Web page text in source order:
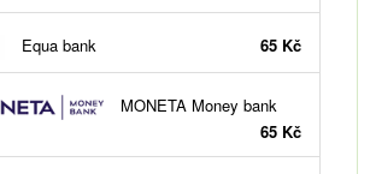
Equa bank 65 Kč
MONETA Money bank
65 Kč